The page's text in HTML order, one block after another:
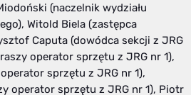
(naczelnik wydziału
Witold Biela (zastępca
Caputa (dowódca sekcji z JRG
operator sprzętu z JRG nr 1),
sprzętu z JRG nr 1),
operator sprzętu z JRG nr 1), Piotr